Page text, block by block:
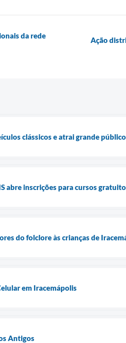
da rede
Ação
clássicos e atrai grande
abre inscrições para cursos
do folclore às crianças de
em Iracemápolis
Antigos